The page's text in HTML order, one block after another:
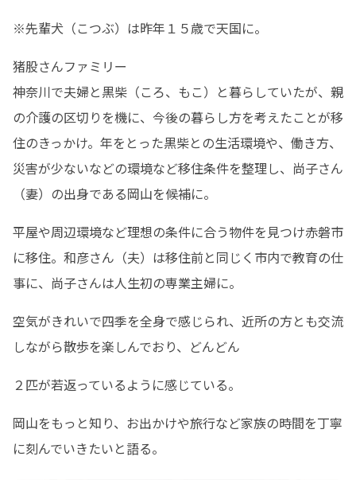
※先輩犬（こつぶ）は昨年１５歳で天国に。
猪股さんファミリー
神奈川で夫婦と黒柴（ころ、もこ）と暮らしていたが、親
の介護の区切りを機に、今後の暮らし方を考えたことが移
住のきっかけ。年をとった黒柴との生活環境や、働き方、
災害が少ないなどの環境など移住条件を整理し、尚子さん
（妻）の出身である岡山を候補に。
平屋や周辺環境など理想の条件に合う物件を見つけ赤磐市
に移住。和彦さん（夫）は移住前と同じく市内で教育の仕
事に、尚子さんは人生初の専業主婦に。
空気がきれいで四季を全身で感じられ、近所の方とも交流
しながら散歩を楽しんでおり、どんどん
２匹が若返っているように感じている。
岡山をもっと知り、お出かけや旅行など家族の時間を丁寧
に刻んでいきたいと語る。